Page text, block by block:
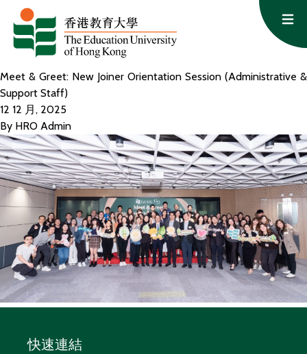
跳至主要內容
Meet & Greet: New Joiner Orientation Session (Administrative &
Support Staff)
12 12 月, 2025
By HRO Admin
快速連結